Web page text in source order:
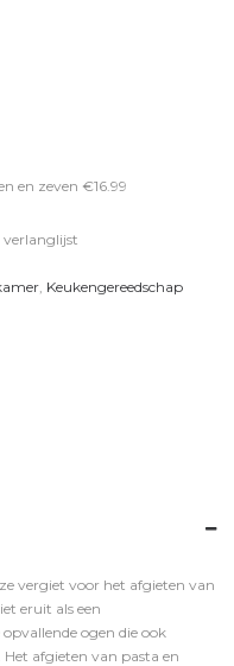
en zeven €16.99
verlanglijst
, Keukengereedschap
vergiet voor het afgieten van
eruit als een
ogen die ook
afgieten van pasta en